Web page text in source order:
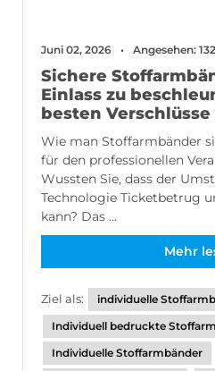
Juni 02, 2026 Angesehen:
Sichere
Einlass zu
besten
Wie man Stoffarmbänder
für den professionellen
Wussten Sie, dass der
Technologie Ticketbetrug
kann? Das ...
Mehr
Ziel als:
individuelle
Individuell bedruckte
Individuelle Stoffarmbänder